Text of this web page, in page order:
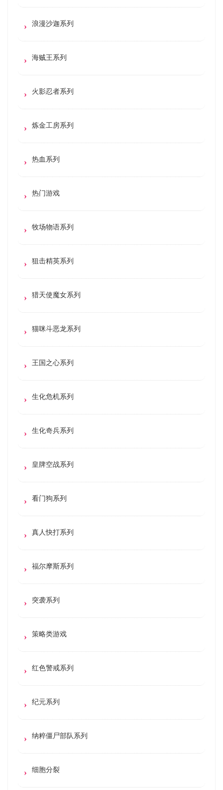
浪漫沙迦系列
海贼王系列
火影忍者系列
炼金工房系列
热血系列
热门游戏
牧场物语系列
狙击精英系列
猎天使魔女系列
猫咪斗恶龙系列
王国之心系列
生化危机系列
生化奇兵系列
皇牌空战系列
看门狗系列
真人快打系列
福尔摩斯系列
突袭系列
策略类游戏
红色警戒系列
纪元系列
纳粹僵尸部队系列
细胞分裂